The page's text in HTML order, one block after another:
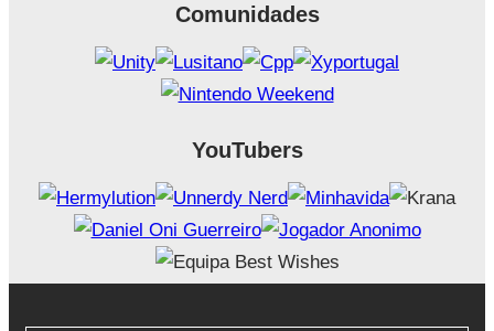
Comunidades
YouTubers